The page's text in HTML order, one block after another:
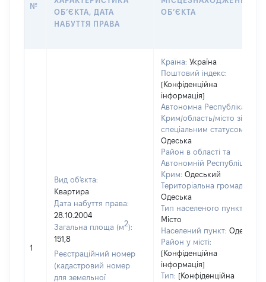
№
ОБʼЄКТА, ДАТА
НАБУТТЯ ПРАВА
ОБʼЄКТА
1
Вид об'єкта:
Квартира
Дата набуття права:
28.10.2004
Загальна площа (м2):
151,8
Реєстраційний номер
(кадастровий номер
для земельної
Країна: Україна
Поштовий індекс:
[Конфіденційна
інформація]
Автономна Республіка
Крим/область/місто зі
спеціальним статусом:
Одеська
Район в області та
Автономній Республіці
Крим: Одеський
Територіальна громада:
Одеська
Тип населеного пункту:
Місто
Населений пункт: Одеса
Район у місті:
[Конфіденційна
інформація]
Тип: [Конфіденційна